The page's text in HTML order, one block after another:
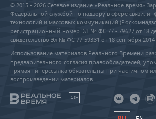
© 2015 - 2026 Сетевое издание «Реальное время»
Федеральной службой по надзору в сфере связи,
технологий и массовых коммуникаций
регистрационный номер ЭЛ № ФС 77 - 79627 от 18
свидетельство Эл № ФС 77-59331 от 18 сентября 2014
Использование материалов Реального Времени
предварительного согласия правообладателей,
прямая гиперссылка обязательны при частичном
воспроизведении материалов.
18+